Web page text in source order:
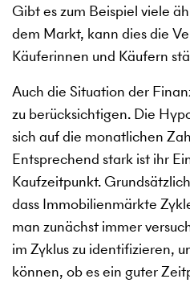
Gibt es zum Beispiel viele
dem Markt, kann dies die
Käuferinnen und Käufern
Auch die Situation der
zu berücksichtigen. Die
sich auf die monatlichen
Entsprechend stark ist ihr
Kaufzeitpunkt.
dass Immobilienmärkte
man zunächst immer
im Zyklus zu identifizieren,
können, ob es ein guter